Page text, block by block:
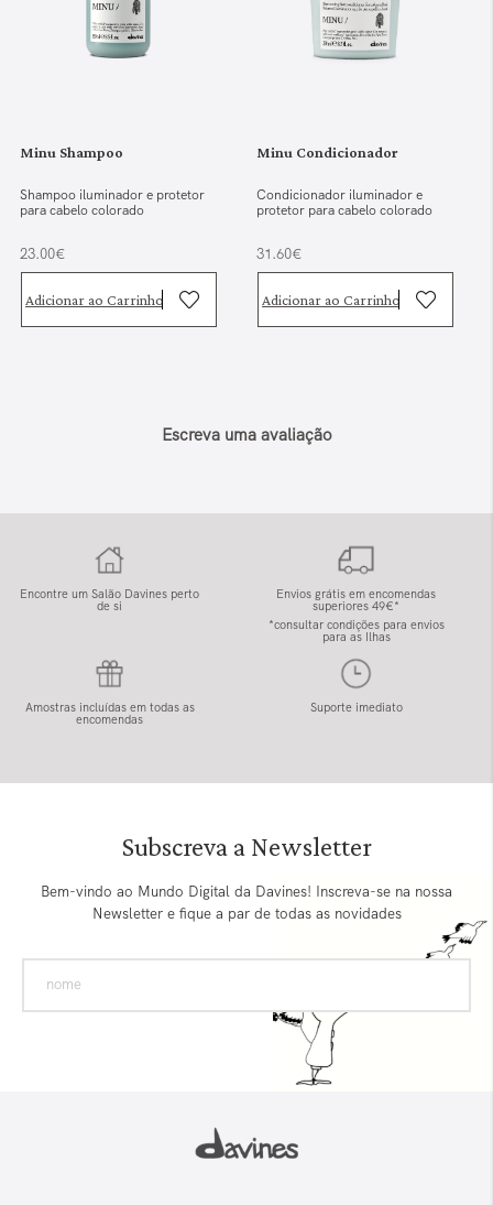
Minu Shampoo
Shampoo iluminador e protetor
para cabelo colorado
23.00€
Adicionar ao Carrinho
Minu Condicionador
Condicionador iluminador e
protetor para cabelo colorado
31.60€
Adicionar ao Carrinho
Escreva uma avaliação
Encontre um Salão Davines perto
de si
Envios grátis em encomendas
superiores 49€*
*consultar condições para envios
para as Ilhas
Amostras incluídas em todas as
encomendas
Suporte imediato
Subscreva a Newsletter
Bem-vindo ao Mundo Digital da Davines! Inscreva-se na nossa
Newsletter e fique a par de todas as novidades